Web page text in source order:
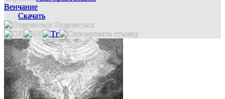
Венчание
Скачать
Поделиться